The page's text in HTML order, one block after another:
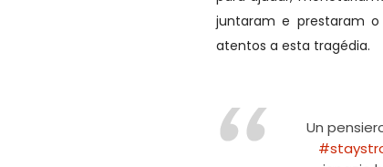
juntaram e prestaram o
atentos a esta tragédia.
Un